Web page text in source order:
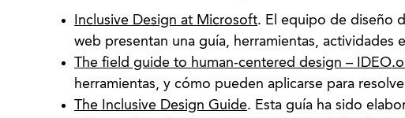
Inclusive Design at Microsoft. El equipo de diseño
web presentan una guía, herramientas,
The field guide to human-centered design –
herramientas, y cómo pueden aplicarse para
The Inclusive Design Guide. Esta guía ha sido